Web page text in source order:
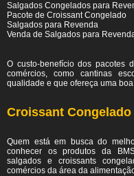
Salgados Congelados para
Pacote de Croissant Congelado
Salgados para Revenda
Venda de Salgados para
O custo-benefício dos pacotes
comércios, como cantinas
qualidade e que ofereça uma
Croissant Congelado
Quem está em busca do
conhecer os produtos da
salgados e croissants
comércios da área da